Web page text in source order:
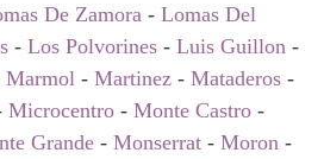
De Zamora - Lomas Del
- Los Polvorines - Luis Guillon -
Marmol - Martinez - Mataderos -
Microcentro - Monte Castro -
Grande - Monserrat - Moron -